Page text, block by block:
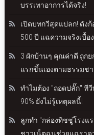
บรรเทาอาการได้จริง!
เปิดบทกวีสุดแปลก! ดัง
500 ปี แฉความจริงเบื้อ
3 ผักบ้านๆ คุณค่าดี ถูกย
แรกขึ้นเองตามธรรมช
ทำไมต้อง "ถอดปลั๊ก" ที
90% ยังไม่รู้เหตุผลนี้!
ลูกทำ "กล่องทิชชู่โรงแ